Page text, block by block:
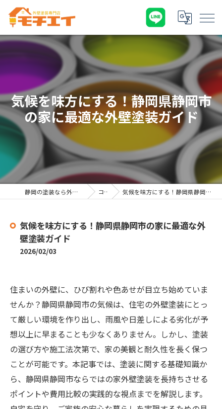
気候を味方にする！静岡県静岡市
の家に最適な外壁塗装ガイド
静岡の塗装なら外壁塗装専門店 モチエイ コラム 気候を味方にする！静岡県静岡市の家に最適な外壁塗装ガイド
気候を味方にする！静岡県静岡市の家に最適な外
壁塗装ガイド
2026/02/03
住まいの外壁に、ひび割れや色あせが目立ち始めていま
せんか？静岡県静岡市の気候は、住宅の外壁塗装にとっ
て厳しい環境を作り出し、雨風や日差しによる劣化が予
想以上に早まることも少なくありません。しかし、塗装
の選び方や施工法次第で、家の美観と耐久性を長く保つ
ことが可能です。本記事では、塗装に関する基礎知識か
ら、静岡県静岡市ならではの家外壁塗装を長持ちさせる
ポイントや費用比較の実践的な視点までを解説します。